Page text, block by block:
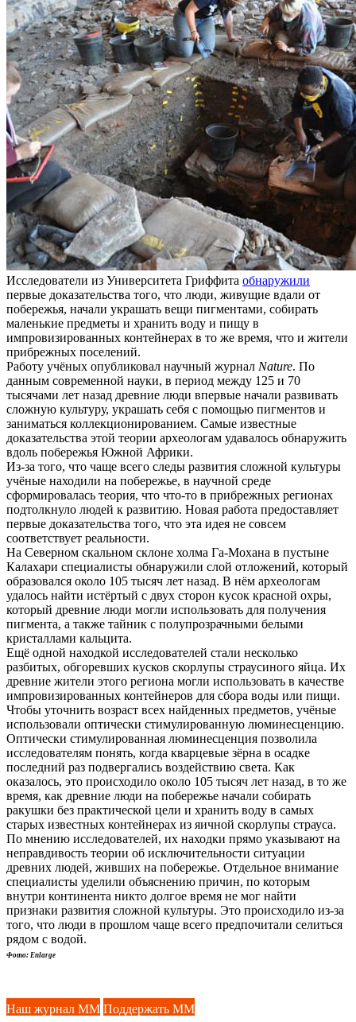
Исследователи из Университета Гриффита обнаружили
первые доказательства того, что люди, живущие вдали от
побережья, начали украшать вещи пигментами, собирать
маленькие предметы и хранить воду и пищу в
импровизированных контейнерах в то же время, что и жители
прибрежных поселений.
Работу учёных опубликовал научный журнал Nature. По
данным современной науки, в период между 125 и 70
тысячами лет назад древние люди впервые начали развивать
сложную культуру, украшать себя с помощью пигментов и
заниматься коллекционированием. Самые известные
доказательства этой теории археологам удавалось обнаружить
вдоль побережья Южной Африки.
Из-за того, что чаще всего следы развития сложной культуры
учёные находили на побережье, в научной среде
сформировалась теория, что что-то в прибрежных регионах
подтолкнуло людей к развитию. Новая работа предоставляет
первые доказательства того, что эта идея не совсем
соответствует реальности.
На Северном скальном склоне холма Га-Мохана в пустыне
Калахари специалисты обнаружили слой отложений, который
образовался около 105 тысяч лет назад. В нём археологам
удалось найти истёртый с двух сторон кусок красной охры,
который древние люди могли использовать для получения
пигмента, а также тайник с полупрозрачными белыми
кристаллами кальцита.
Ещё одной находкой исследователей стали несколько
разбитых, обгоревших кусков скорлупы страусиного яйца. Их
древние жители этого региона могли использовать в качестве
импровизированных контейнеров для сбора воды или пищи.
Чтобы уточнить возраст всех найденных предметов, учёные
использовали оптически стимулированную люминесценцию.
Оптически стимулированная люминесценция позволила
исследователям понять, когда кварцевые зёрна в осадке
последний раз подвергались воздействию света. Как
оказалось, это происходило около 105 тысяч лет назад, в то же
время, как древние люди на побережье начали собирать
ракушки без практической цели и хранить воду в самых
старых известных контейнерах из яичной скорлупы страуса.
По мнению исследователей, их находки прямо указывают на
неправдивость теории об исключительности ситуации
древних людей, живших на побережье. Отдельное внимание
специалисты уделили объяснению причин, по которым
внутри континента никто долгое время не мог найти
признаки развития сложной культуры. Это происходило из-за
того, что люди в прошлом чаще всего предпочитали селиться
рядом с водой.
Фото: Enlarge
Наш журнал ММ Поддержать ММ